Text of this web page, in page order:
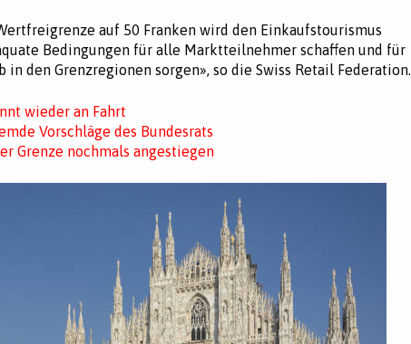
auf 50 Franken wird den Einkaufstourismus
Bedingungen für alle Marktteilnehmer schaffen und für
den Grenzregionen sorgen», so die Swiss Retail Federation.
wieder an Fahrt
Vorschläge des Bundesrats
Grenze nochmals angestiegen